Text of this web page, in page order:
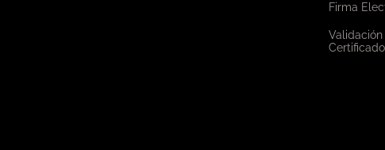
Firma
Validación